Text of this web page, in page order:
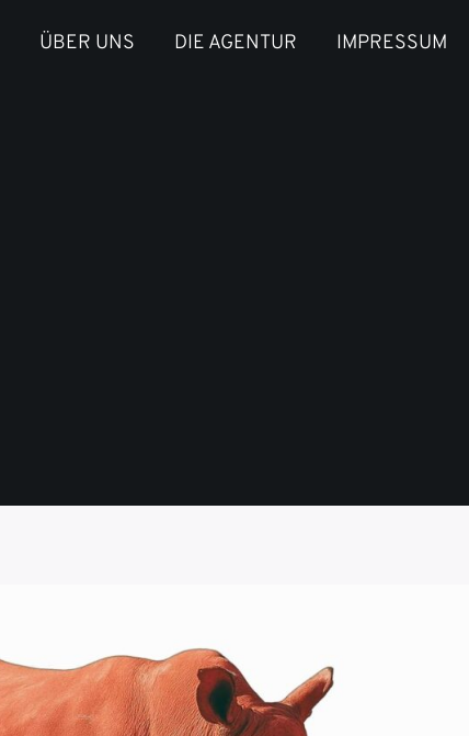
ÜBER UNS DIE AGENTUR IMPRESSUM